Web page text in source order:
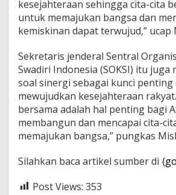
kesejahteraan sehingga cita-cita
untuk memajukan bangsa dan
kemiskinan dapat terwujud,” ucap
Sekretaris jenderal Sentral
Swadiri Indonesia (SOKSI) itu
soal sinergi sebagai kunci penting
mewujudkan kesejahteraan
bersama adalah hal penting bagi
membangun dan mencapai cita-
memajukan bangsa,” pungkas
Silahkan baca artikel sumber di {
Post Views: 353